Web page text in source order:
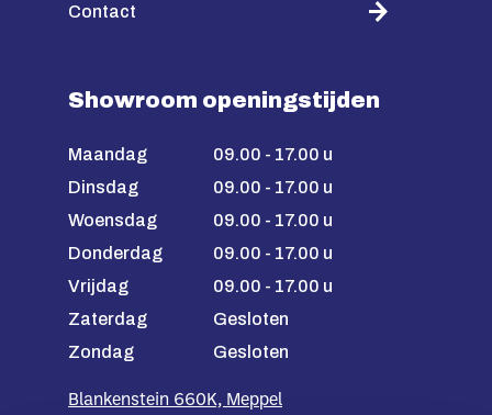
Contact
Showroom openingstijden
Maandag
09.00 - 17.00 u
Dinsdag
09.00 - 17.00 u
Woensdag
09.00 - 17.00 u
Donderdag
09.00 - 17.00 u
Vrijdag
09.00 - 17.00 u
Zaterdag
Gesloten
Zondag
Gesloten
Blankenstein 660K, Meppel